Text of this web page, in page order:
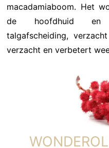
macadamiaboom. Het
de hoofdhuid en
talgafscheiding,
verzacht en verbetert